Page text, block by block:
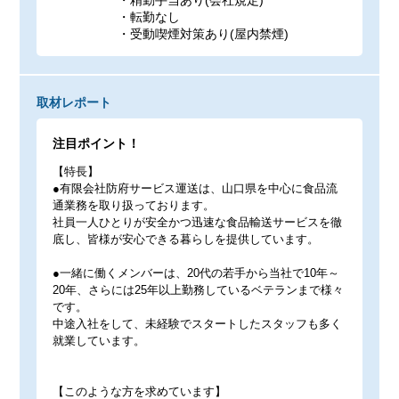
・転勤なし
・受動喫煙対策あり(屋内禁煙)
取材レポート
注目ポイント！
【特長】
●有限会社防府サービス運送は、山口県を中心に食品流
通業務を取り扱っております。
社員一人ひとりが安全かつ迅速な食品輸送サービスを徹
底し、皆様が安心できる暮らしを提供しています。
●一緒に働くメンバーは、20代の若手から当社で10年～
20年、さらには25年以上勤務しているベテランまで様々
です。
中途入社をして、未経験でスタートしたスタッフも多く
就業しています。
【このような方を求めています】